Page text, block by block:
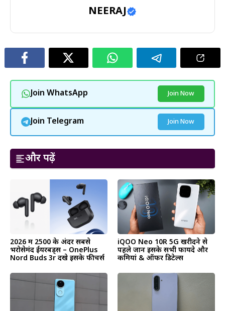
NEERAJ
Join WhatsApp Join Now
Join Telegram Join Now
और पढ़ें
2026 में ₹2500 के अंदर सबसे
भरोसेमंद ईयरबड्स – OnePlus
Nord Buds 3r देंखे इसके फीचर्स
iQOO Neo 10R 5G खरीदने से
पहले जानें इसके सभी फायदे और
कमियां & ऑफर डिटेल्स